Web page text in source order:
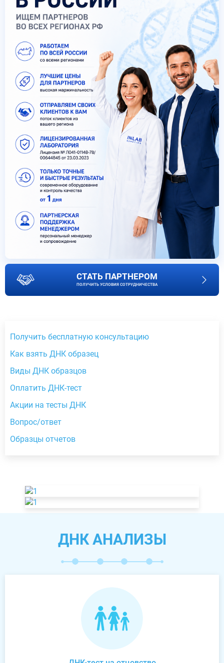
СТАТЬ ПАРТНЕРОМ
ПОЛУЧИТЬ УСЛОВИЯ СОТРУДНИЧЕСТВА
Получить бесплатную консультацию
Как взять ДНК образец
Виды ДНК образцов
Оплатить ДНК-тест
Акции на тесты ДНК
Вопрос/ответ
Образцы отчетов
ДНК АНАЛИЗЫ